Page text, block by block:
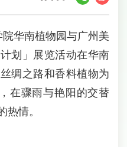
院华南植物园与广州美
划」展览活动在华南
绸之路和香料植物为
在骤雨与艳阳 的交替
热情。